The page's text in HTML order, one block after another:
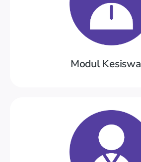
Modul
Kelas, Siswa, Tahfiz, kirim
konseling, izin keluar dan
Coba Demo
Coba Demo